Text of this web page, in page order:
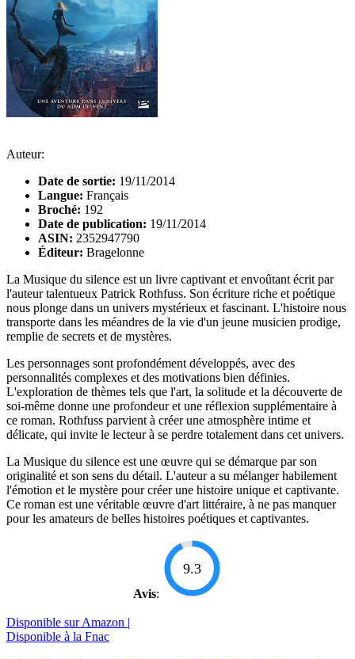
Auteur:
Date de sortie: 19/11/2014
Langue: Français
Broché: 192
Date de publication: 19/11/2014
ASIN: 2352947790
Éditeur: Bragelonne
La Musique du silence est un livre captivant et envoûtant écrit par
l'auteur talentueux Patrick Rothfuss. Son écriture riche et poétique
nous plonge dans un univers mystérieux et fascinant. L'histoire nous
transporte dans les méandres de la vie d'un jeune musicien prodige,
remplie de secrets et de mystères.
Les personnages sont profondément développés, avec des
personnalités complexes et des motivations bien définies.
L'exploration de thèmes tels que l'art, la solitude et la découverte de
soi-même donne une profondeur et une réflexion supplémentaire à
ce roman. Rothfuss parvient à créer une atmosphère intime et
délicate, qui invite le lecteur à se perdre totalement dans cet univers.
La Musique du silence est une œuvre qui se démarque par son
originalité et son sens du détail. L'auteur a su mélanger habilement
l'émotion et le mystère pour créer une histoire unique et captivante.
Ce roman est une véritable œuvre d'art littéraire, à ne pas manquer
pour les amateurs de belles histoires poétiques et captivantes.
Avis:
9.3
Disponible sur Amazon |
Disponible à la Fnac